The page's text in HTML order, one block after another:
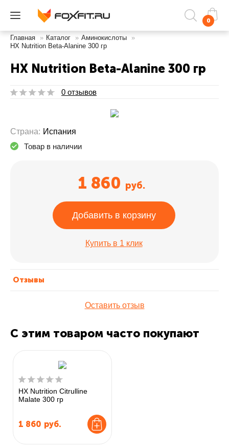
0
Главная » Каталог » Аминокислоты
»
HX Nutrition Beta-Alanine 300 гр
HX Nutrition Beta-Alanine 300 гр
0 отзывов
Страна: Испания
Товар в наличии
1 860 руб.
Добавить в корзину
Купить в 1 клик
Отзывы
Оставить отзыв
С этим товаром часто покупают
HX Nutrition Citrulline
Malate 300 гр
1 860 руб.